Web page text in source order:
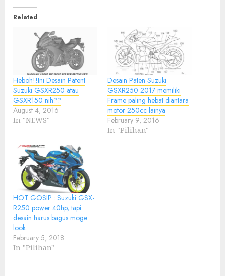
Related
Heboh!!Ini Desain Patent
Suzuki GSXR250 atau
GSXR150 nih??
August 4, 2016
In "NEWS"
Desain Paten Suzuki
GSXR250 2017 memiliki
Frame paling hebat diantara
motor 250cc lainya
February 9, 2016
In "Pilihan"
HOT GOSIP : Suzuki GSX-
R250 power 40hp, tapi
desain harus bagus moge
look
February 5, 2018
In "Pilihan"